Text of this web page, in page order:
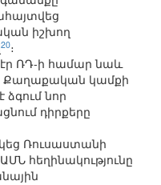
իշխող
20։
ՌԴ-ի համար նաև
Քաղաքական կամքի
ձգում նոր
դիրքերը
Ռուսաստանի
հեղինակությունը